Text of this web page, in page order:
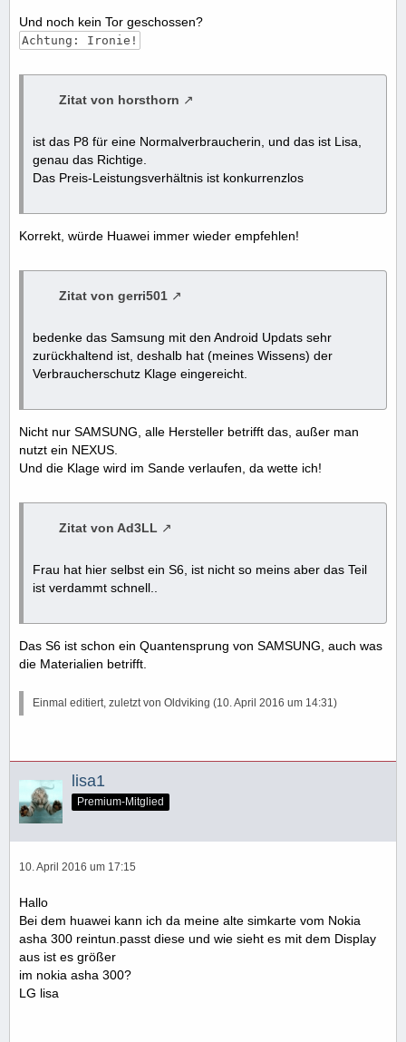
Und noch kein Tor geschossen?
Achtung: Ironie!
Zitat von horsthorn
ist das P8 für eine Normalverbraucherin, und das ist Lisa,
genau das Richtige.
Das Preis-Leistungsverhältnis ist konkurrenzlos
Korrekt, würde Huawei immer wieder empfehlen!
Zitat von gerri501
bedenke das Samsung mit den Android Updats sehr
zurückhaltend ist, deshalb hat (meines Wissens) der
Verbraucherschutz Klage eingereicht.
Nicht nur SAMSUNG, alle Hersteller betrifft das, außer man
nutzt ein NEXUS.
Und die Klage wird im Sande verlaufen, da wette ich!
Zitat von Ad3LL
Frau hat hier selbst ein S6, ist nicht so meins aber das Teil
ist verdammt schnell..
Das S6 ist schon ein Quantensprung von SAMSUNG, auch was
die Materialien betrifft.
Einmal editiert, zuletzt von Oldviking (10. April 2016 um 14:31)
lisa1
Premium-Mitglied
10. April 2016 um 17:15
Hallo
Bei dem huawei kann ich da meine alte simkarte vom Nokia
asha 300 reintun.passt diese und wie sieht es mit dem Display
aus ist es größer
im nokia asha 300?
LG lisa